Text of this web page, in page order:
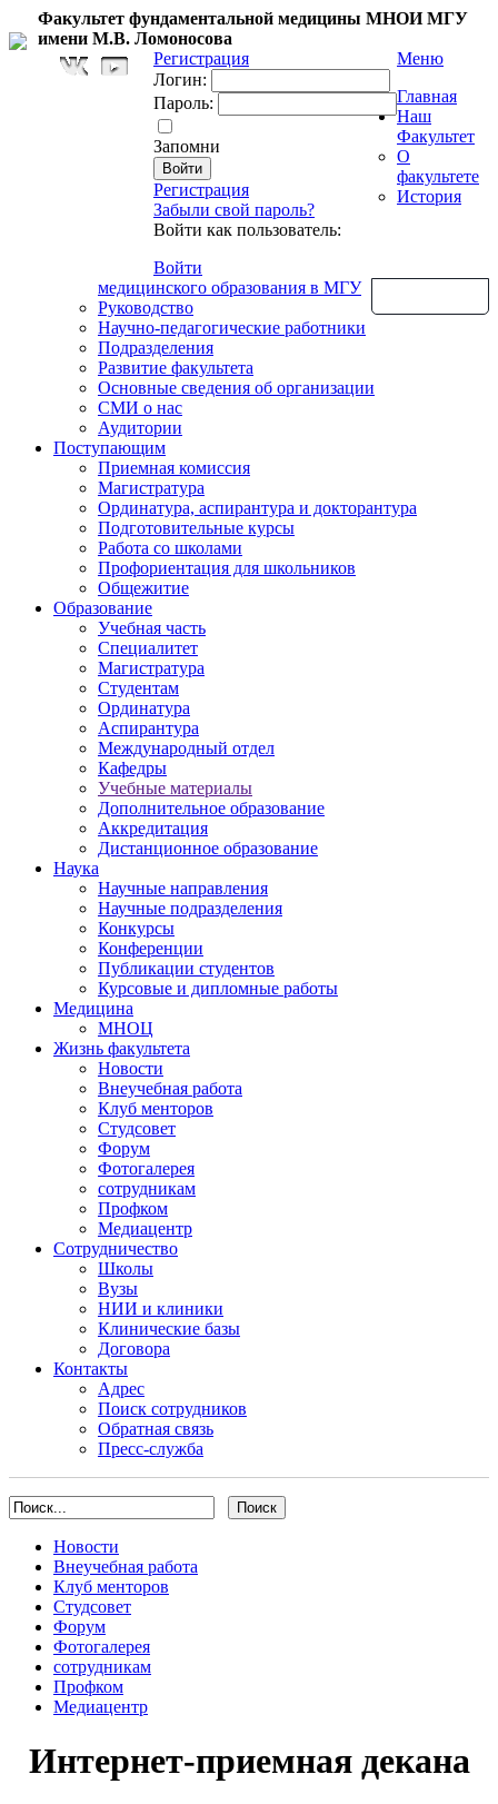
Факультет фундаментальной медицины МНОИ МГУ
имени М.В. Ломоносова
Регистрация
Логин:
Пароль:
Запомни
Регистрация
Забыли свой пароль?
Войти как пользователь:
Войти
Меню
Главная
Наш
Факультет
О
факультете
История
медицинского образования в МГУ
Руководство
Научно-педагогические работники
Подразделения
Развитие факультета
Основные сведения об организации
СМИ о нас
Аудитории
Поступающим
Приемная комиссия
Магистратура
Ординатура, аспирантура и докторантура
Подготовительные курсы
Работа со школами
Профориентация для школьников
Общежитие
Образование
Учебная часть
Специалитет
Магистратура
Студентам
Ординатура
Аспирантура
Международный отдел
Кафедры
Учебные материалы
Дополнительное образование
Аккредитация
Дистанционное образование
Наука
Научные направления
Научные подразделения
Конкурсы
Конференции
Публикации студентов
Курсовые и дипломные работы
Медицина
МНОЦ
Жизнь факультета
Новости
Внеучебная работа
Клуб менторов
Студсовет
Форум
Фотогалерея
сотрудникам
Профком
Медиацентр
Сотрудничество
Школы
Вузы
НИИ и клиники
Клинические базы
Договора
Контакты
Адрес
Поиск сотрудников
Обратная связь
Пресс-служба
Новости
Внеучебная работа
Клуб менторов
Студсовет
Форум
Фотогалерея
сотрудникам
Профком
Медиацентр
Интернет-приемная декана